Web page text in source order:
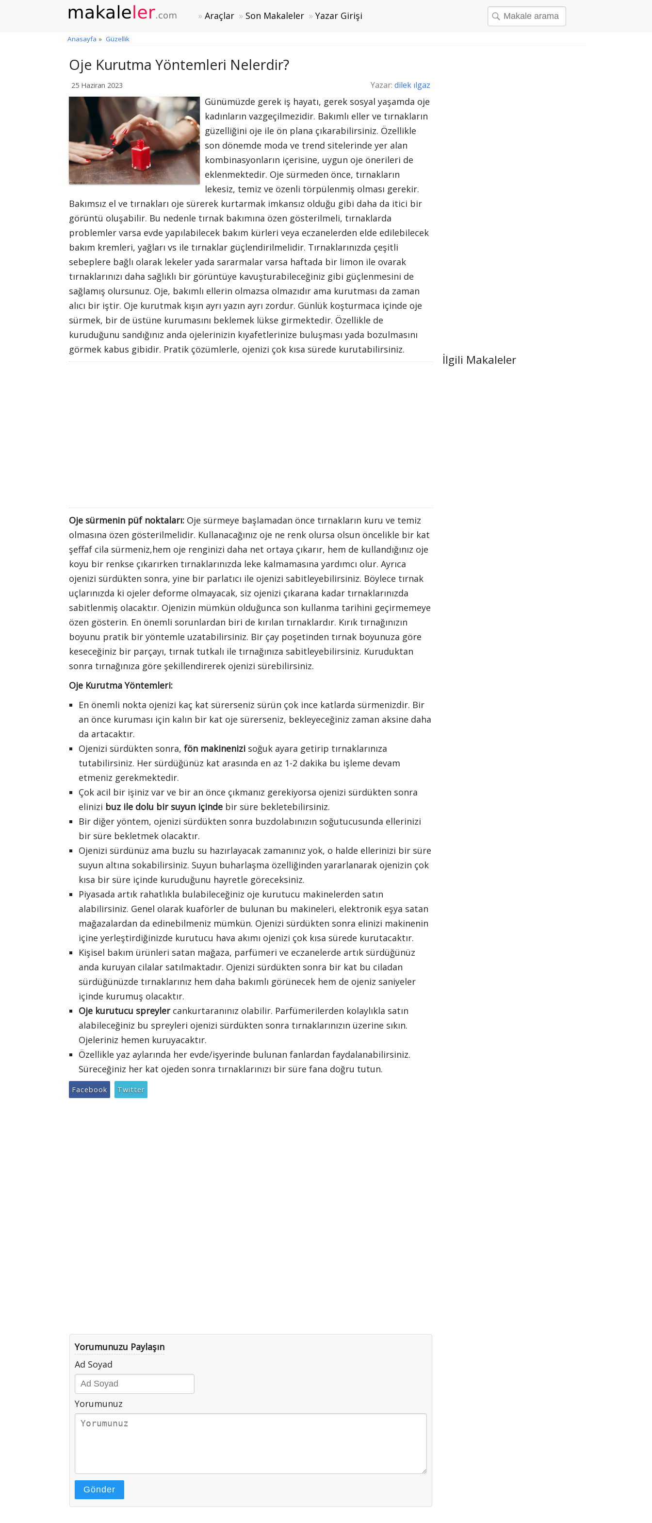
Araçlar Son Makaleler Yazar Girişi
Anasayfa » Güzellik
Oje Kurutma Yöntemleri Nelerdir?
25 Haziran 2023 Yazar: dilek ılgaz
Günümüzde gerek iş hayatı, gerek sosyal yaşamda oje
kadınların vazgeçilmezidir. Bakımlı eller ve tırnakların
güzelliğini oje ile ön plana çıkarabilirsiniz. Özellikle
son dönemde moda ve trend sitelerinde yer alan
kombinasyonların içerisine, uygun oje önerileri de
eklenmektedir. Oje sürmeden önce, tırnakların
lekesiz, temiz ve özenli törpülenmiş olması gerekir.
Bakımsız el ve tırnakları oje sürerek kurtarmak imkansız olduğu gibi daha da itici bir
görüntü oluşabilir. Bu nedenle tırnak bakımına özen gösterilmeli, tırnaklarda
problemler varsa evde yapılabilecek bakım kürleri veya eczanelerden elde edilebilecek
bakım kremleri, yağları vs ile tırnaklar güçlendirilmelidir. Tırnaklarınızda çeşitli
sebeplere bağlı olarak lekeler yada sararmalar varsa haftada bir limon ile ovarak
tırnaklarınızı daha sağlıklı bir görüntüye kavuşturabileceğiniz gibi güçlenmesini de
sağlamış olursunuz. Oje, bakımlı ellerin olmazsa olmazıdır ama kurutması da zaman
alıcı bir iştir. Oje kurutmak kışın ayrı yazın ayrı zordur. Günlük koşturmaca içinde oje
sürmek, bir de üstüne kurumasını beklemek lükse girmektedir. Özellikle de
kuruduğunu sandığınız anda ojelerinizin kıyafetlerinize buluşması yada bozulmasını
görmek kabus gibidir. Pratik çözümlerle, ojenizi çok kısa sürede kurutabilirsiniz.
Oje sürmenin püf noktaları: Oje sürmeye başlamadan önce tırnakların kuru ve temiz
olmasına özen gösterilmelidir. Kullanacağınız oje ne renk olursa olsun öncelikle bir kat
şeffaf cila sürmeniz,hem oje renginizi daha net ortaya çıkarır, hem de kullandığınız oje
koyu bir renkse çıkarırken tırnaklarınızda leke kalmamasına yardımcı olur. Ayrıca
ojenizi sürdükten sonra, yine bir parlatıcı ile ojenizi sabitleyebilirsiniz. Böylece tırnak
uçlarınızda ki ojeler deforme olmayacak, siz ojenizi çıkarana kadar tırnaklarınızda
sabitlenmiş olacaktır. Ojenizin mümkün olduğunca son kullanma tarihini geçirmemeye
özen gösterin. En önemli sorunlardan biri de kırılan tırnaklardır. Kırık tırnağınızın
boyunu pratik bir yöntemle uzatabilirsiniz. Bir çay poşetinden tırnak boyunuza göre
keseceğiniz bir parçayı, tırnak tutkalı ile tırnağınıza sabitleyebilirsiniz. Kuruduktan
sonra tırnağınıza göre şekillendirerek ojenizi sürebilirsiniz.
Oje Kurutma Yöntemleri:
En önemli nokta ojenizi kaç kat sürerseniz sürün çok ince katlarda sürmenizdir. Bir
an önce kuruması için kalın bir kat oje sürerseniz, bekleyeceğiniz zaman aksine daha
da artacaktır.
Ojenizi sürdükten sonra, fön makinenizi soğuk ayara getirip tırnaklarınıza
tutabilirsiniz. Her sürdüğünüz kat arasında en az 1-2 dakika bu işleme devam
etmeniz gerekmektedir.
Çok acil bir işiniz var ve bir an önce çıkmanız gerekiyorsa ojenizi sürdükten sonra
elinizi buz ile dolu bir suyun içinde bir süre bekletebilirsiniz.
Bir diğer yöntem, ojenizi sürdükten sonra buzdolabınızın soğutucusunda ellerinizi
bir süre bekletmek olacaktır.
Ojenizi sürdünüz ama buzlu su hazırlayacak zamanınız yok, o halde ellerinizi bir süre
suyun altına sokabilirsiniz. Suyun buharlaşma özelliğinden yararlanarak ojenizin çok
kısa bir süre içinde kuruduğunu hayretle göreceksiniz.
Piyasada artık rahatlıkla bulabileceğiniz oje kurutucu makinelerden satın
alabilirsiniz. Genel olarak kuaförler de bulunan bu makineleri, elektronik eşya satan
mağazalardan da edinebilmeniz mümkün. Ojenizi sürdükten sonra elinizi makinenin
içine yerleştirdiğinizde kurutucu hava akımı ojenizi çok kısa sürede kurutacaktır.
Kişisel bakım ürünleri satan mağaza, parfümeri ve eczanelerde artık sürdüğünüz
anda kuruyan cilalar satılmaktadır. Ojenizi sürdükten sonra bir kat bu ciladan
sürdüğünüzde tırnaklarınız hem daha bakımlı görünecek hem de ojeniz saniyeler
içinde kurumuş olacaktır.
Oje kurutucu spreylercankurtaranınız olabilir. Parfümerilerden kolaylıkla satın
alabileceğiniz bu spreyleri ojenizi sürdükten sonra tırnaklarınızın üzerine sıkın.
Ojeleriniz hemen kuruyacaktır.
Özellikle yaz aylarında her evde/işyerinde bulunan fanlardan faydalanabilirsiniz.
Süreceğiniz her kat ojeden sonra tırnaklarınızı bir süre fana doğru tutun.
Facebook Twitter
İlgili Makaleler
Yorumunuzu Paylaşın
Ad Soyad
Yorumunuz
Gönder